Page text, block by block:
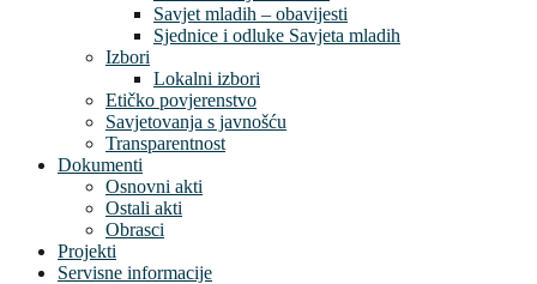
Savjet mladih – obavijesti
Sjednice i odluke Savjeta mladih
Izbori
Lokalni izbori
Etičko povjerenstvo
Savjetovanja s javnošću
Transparentnost
Dokumenti
Osnovni akti
Ostali akti
Obrasci
Projekti
Servisne informacije